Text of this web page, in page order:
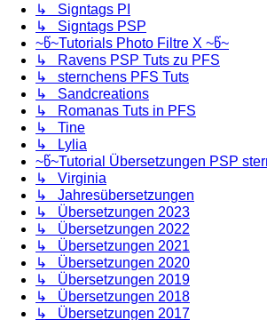
↳ Signtags PI
↳ Signtags PSP
~წ~Tutorials Photo Filtre X ~წ~
↳ Ravens PSP Tuts zu PFS
↳ sternchens PFS Tuts
↳ Sandcreations
↳ Romanas Tuts in PFS
↳ Tine
↳ Lylia
~წ~Tutorial Übersetzungen PSP
↳ Virginia
↳ Jahresübersetzungen
↳ Übersetzungen 2023
↳ Übersetzungen 2022
↳ Übersetzungen 2021
↳ Übersetzungen 2020
↳ Übersetzungen 2019
↳ Übersetzungen 2018
↳ Übersetzungen 2017